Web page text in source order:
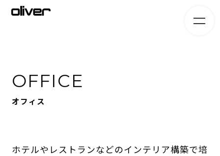
OFFICE
オフィス
ホテルやレストランなどのインテリア構築で培